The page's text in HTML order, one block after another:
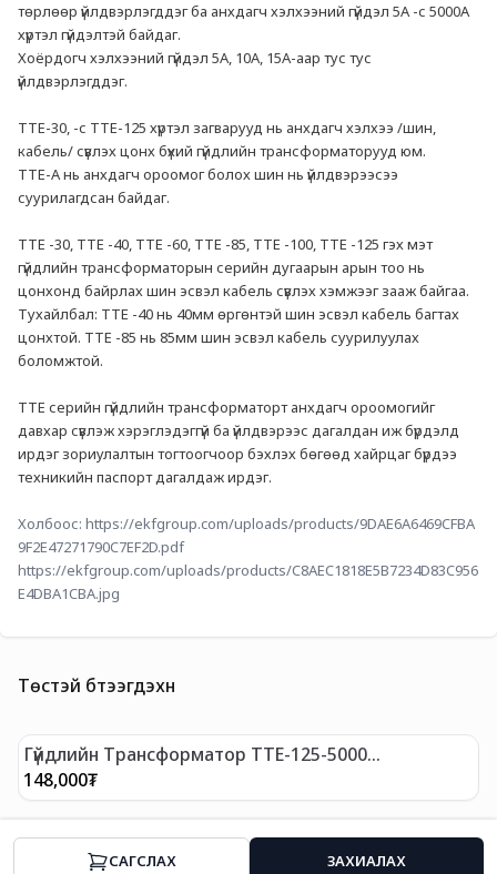
CАГСЛАХ ЗАХИАЛАХ
төрлөөр үйлдвэрлэгддэг ба анхдагч хэлхээний гүйдэл 5А -с 5000А
хүртэл гүйдэлтэй байдаг.
Хоёрдогч хэлхээний гүйдэл 5А, 10А, 15А-аар тус тус
үйлдвэрлэгддэг.
ТТЕ-30, -с ТТЕ-125 хүртэл загварууд нь анхдагч хэлхээ /шин,
кабель/ сүвлэх цонх бүхий гүйдлийн трансформаторууд юм.
ТТЕ-А нь анхдагч ороомог болох шин нь үйлдвэрээсээ
суурилагдсан байдаг.
ТТЕ -30, ТТЕ -40, ТТЕ -60, ТТЕ -85, ТТЕ -100, ТТЕ -125 гэх мэт
гүйдлийн трансформаторын серийн дугаарын арын тоо нь
цонхонд байрлах шин эсвэл кабель сүвлэх хэмжээг зааж байгаа.
Тухайлбал: ТТЕ -40 нь 40мм өргөнтэй шин эсвэл кабель багтах
цонхтой. ТТЕ -85 нь 85мм шин эсвэл кабель суурилуулах
боломжтой.
ТТЕ серийн гүйдлийн трансформаторт анхдагч ороомогийг
давхар сүвлэж хэрэглэдэггүй ба үйлдвэрээс дагалдан иж бүрдэлд
ирдэг зориулалтын тогтоогчоор бэхлэх бөгөөд хайрцаг бүрдээ
техникийн паспорт дагалдаж ирдэг.
Холбоос: https://ekfgroup.com/uploads/products/9DAE6A6469CFBA
9F2E47271790C7EF2D.pdf
https://ekfgroup.com/uploads/products/C8AEC1818E5B7234D83C956
E4DBA1CBA.jpg
Төстэй бүтээгдэхүүн
Гүйдлийн Трансформатор ТТЕ-125-5000
Нарийвчлалын ангилал 0,5 EKF PROxima
148,000₮